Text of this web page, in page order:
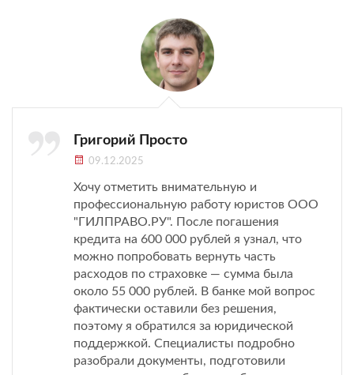
Григорий Просто
09.12.2025
Хочу отметить внимательную и
профессиональную работу юристов ООО
"ГИЛПРАВО.РУ". После погашения
кредита на 600 000 рублей я узнал, что
можно попробовать вернуть часть
расходов по страховке — сумма была
около 55 000 рублей. В банке мой вопрос
фактически оставили без решения,
поэтому я обратился за юридической
поддержкой. Специалисты подробно
разобрали документы, подготовили